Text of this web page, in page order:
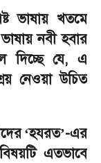
ভাষায় খতমে
নবী হবার
দিচ্ছে যে, এ
নেওয়া উচিত
‘হযরত’-এর
এতভাবে